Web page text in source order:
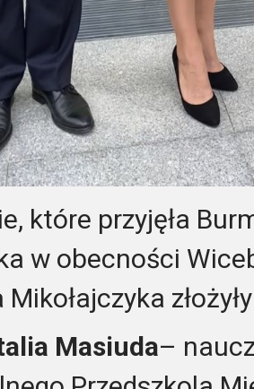
które przyjęła
w obecności
Masiuda–